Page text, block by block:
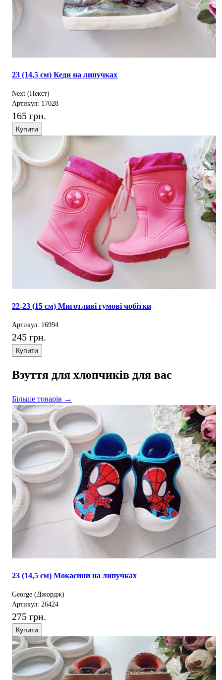
23 (14,5 см) Кеди на липучках
Next (Некст)
Артикул: 17028
165 грн.
Купити
22-23 (15 см) Миготливі гумові чобітки
Артикул: 16994
245 грн.
Купити
Взуття для хлопчиків для вас
Більше товарів →
23 (14,5 см) Мокасини на липучках
George (Джордж)
Артикул: 26424
275 грн.
Купити